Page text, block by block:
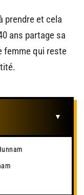
prendre et cela
ans partage sa
femme qui reste